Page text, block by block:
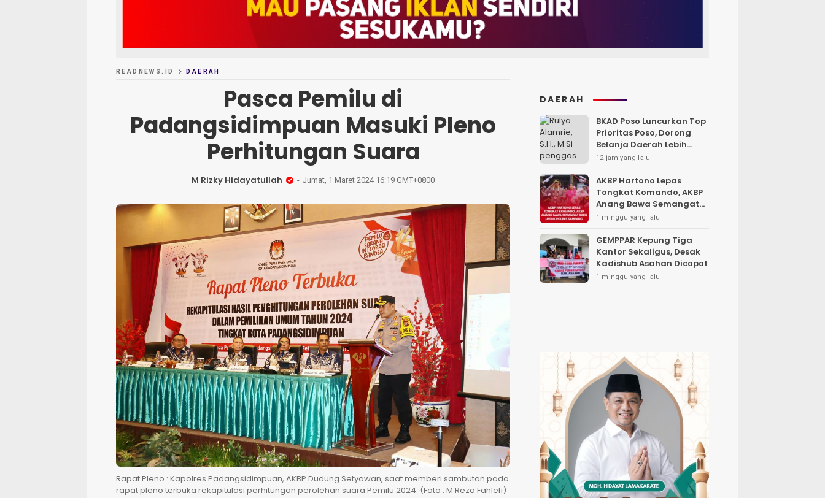
READNEWS.ID DAERAH
Pasca Pemilu di
Padangsidimpuan Masuki Pleno
Perhitungan Suara
M Rizky Hidayatullah Jumat, 1 Maret 2024 16:19 GMT+0800
Rapat Pleno : Kapolres Padangsidimpuan, AKBP Dudung Setyawan, saat memberi sambutan pada
rapat pleno terbuka rekapitulasi perhitungan perolehan suara Pemilu 2024. (Foto : M Reza Fahlefi)
DAERAH
BKAD Poso Luncurkan Top
Prioritas Poso, Dorong
Belanja Daerah Lebih
Efektif dan Tepat
12 jam yang lalu
AKBP Hartono Lepas
Tongkat Komando, AKBP
Anang Bawa Semangat
Baru untuk Polres
1 minggu yang lalu
GEMPPAR Kepung Tiga
Kantor Sekaligus, Desak
Kadishub Asahan Dicopot
1 minggu yang lalu